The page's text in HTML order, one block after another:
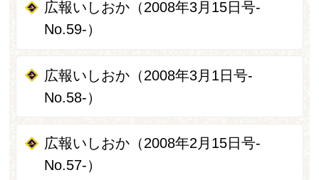
広報いしおか（2008年3月15日号-
No.59-）
広報いしおか（2008年3月1日号-
No.58-）
広報いしおか（2008年2月15日号-
No.57-）